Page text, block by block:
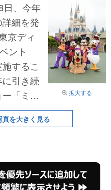
拡大する
日、今年
細を発
京ディ
ント
するこ
引き続
「ミス
」や「マ
のほか、
開。ま
ィズニ
ト“ウェ
を大きく見る